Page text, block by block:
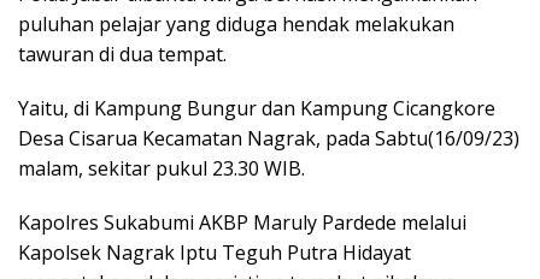
puluhan pelajar yang diduga hendak melakukan
tawuran di dua tempat.
Yaitu, di Kampung Bungur dan Kampung Cicangkore
Desa Cisarua Kecamatan Nagrak, pada Sabtu(16/09/23)
malam, sekitar pukul 23.30 WIB.
Kapolres Sukabumi AKBP Maruly Pardede melalui
Kapolsek Nagrak Iptu Teguh Putra Hidayat